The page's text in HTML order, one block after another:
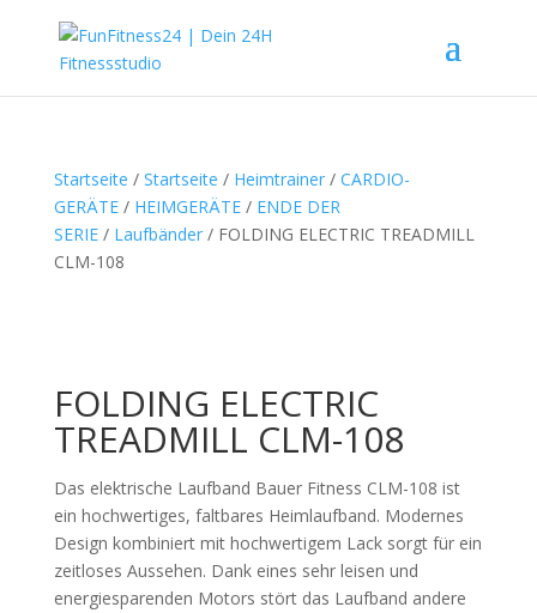
Startseite / Startseite / Heimtrainer/ CARDIO-
GERÄTE/ HEIMGERÄTE/ ENDE DER
SERIE/ Laufbänder/ FOLDING ELECTRIC TREADMILL
CLM-108
FOLDING ELECTRIC
TREADMILL CLM-108
Das elektrische Laufband Bauer Fitness CLM-108 ist
ein hochwertiges, faltbares Heimlaufband. Modernes
Design kombiniert mit hochwertigem Lack sorgt für ein
zeitloses Aussehen. Dank eines sehr leisen und
energiesparenden Motors stört das Laufband andere